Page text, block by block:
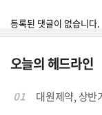
등록된 댓글이 없습니다.
오늘의 헤드라인
01
대원제약, 상